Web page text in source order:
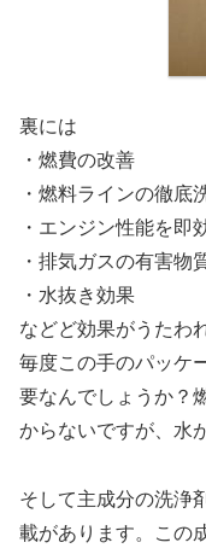
裏には
・燃費の改善
・燃料ラインの徹底
・エンジン性能を即
・排気ガスの有害物
・水抜き効果
などど効果がうたわ
毎度この手のパッケ
要なんでしょうか？
からないですが、水
そして主成分の洗浄
載があります。この